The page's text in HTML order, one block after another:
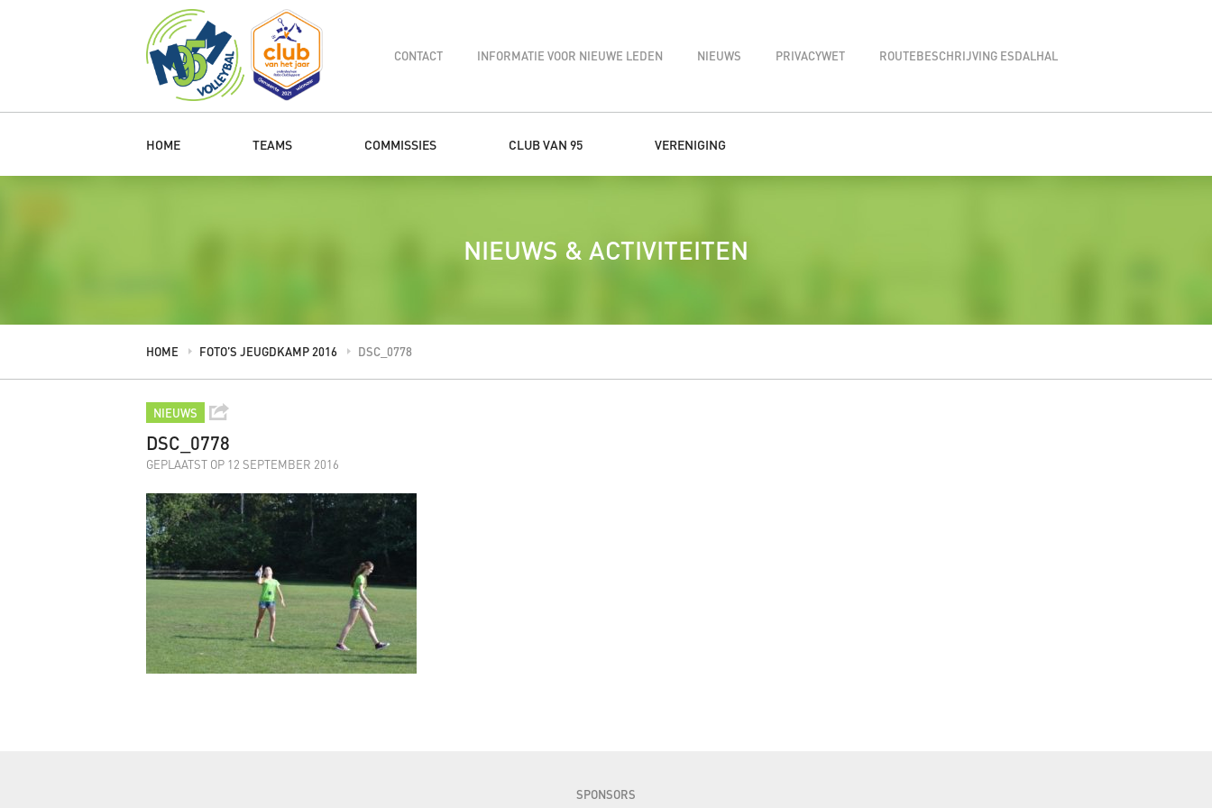
CONTACT INFORMATIE VOOR NIEUWE LEDEN NIEUWS PRIVACYWET ROUTEBESCHRIJVING ESDALHAL
HOME TEAMS COMMISSIES CLUB VAN 95 VERENIGING
NIEUWS & ACTIVITEITEN
HOME FOTO’S JEUGDKAMP 2016 DSC_0778
NIEUWS
DSC_0778
GEPLAATST OP 12 SEPTEMBER 2016
SPONSORS